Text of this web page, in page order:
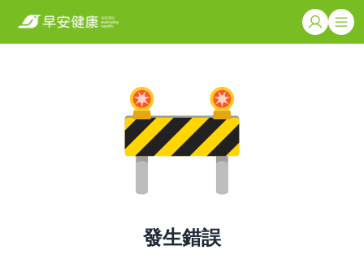
發生錯誤